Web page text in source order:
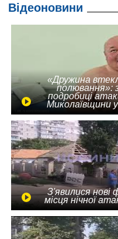
Відеоновини
«Дружина
полювання»:
подробиці
Миколаївщини у
З'явилися нові
місця нічної